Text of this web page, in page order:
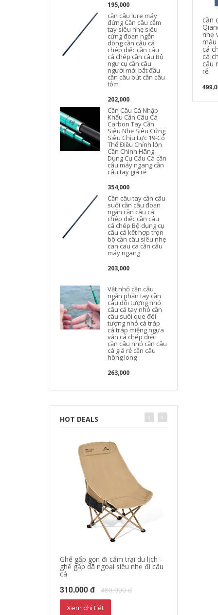
195,000
cần câu lure máy
đứng Cần câu cầm
tay siêu nhẹ siêu
cứng đoạn ngắn
dòng cần câu cá
chép diếc cần câu
cá chép cần câu Bộ
ngư cụ cần câu
người mới bắt đầu
cần câu bút cần câu
tôm
202,000
Cần Câu Cá Nhập
Khẩu Cần Câu Cá
Carbon Tay Cần
Siêu Nhẹ Siêu Cứng
Siêu Chịu Lực 19-Có
Thể Điều Chỉnh lớn
Cần Chính Hãng
Dụng Cụ Câu Cá cần
câu máy ngang cần
câu tay giá rẻ
354,000
Cần câu tay cần câu
suối cần câu đoạn
ngắn cần câu cá
chép diếc cần câu
cá chép Bộ dụng cụ
câu cá kết hợp trọn
bộ cần câu siêu nhẹ
can cau ca cần câu
máy ngang
203,000
Vật nhỏ cần câu
ngắn phần tay cần
câu đối tượng nhỏ
câu cá tay nhỏ cần
câu suối que đối
tượng nhỏ cá tráp
cá tráp miệng ngựa
vằn cá chép diếc
cần câu nhỏ cần câu
cá giá rẻ cần câu
hồng long
263,000
HOT DEALS
Ghế gấp gọn đi cắm trại du lịch -
ghế gấp dã ngoại siêu nhẹ đi câu
cá
310.000 đ 450.000 đ
Xem chi tiết
cần
nhẹ
màu
cá
cá
câu
rẻ